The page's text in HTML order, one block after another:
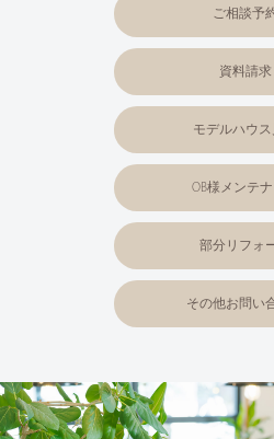
ご相談予
資料請求
モデルハウ
OB様メンテ
部分リフォ
その他お問い